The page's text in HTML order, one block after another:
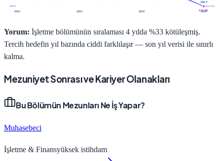
340.9
153.334
2022
2023 2024 2025
340.9
153.3K
Yorum: İşletme bölümünün sıralaması 4 yılda %33 kötüleşmiş.
Tercih hedefin yıl bazında ciddi farklılaşır — son yıl verisi ile sınırlı
kalma.
Mezuniyet Sonrası ve Kariyer Olanakları
Bu Bölümün Mezunları Ne İş Yapar?
Muhasebeci
İşletme & Finansyüksek istihdam